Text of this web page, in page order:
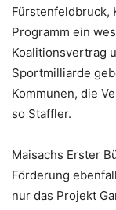
Fürstenfeldbruck,
Programm ein
Koalitionsvertrag
Sportmilliarde
Kommunen, die
so Staffler.
Maisachs Erster
Förderung
nur das Projekt